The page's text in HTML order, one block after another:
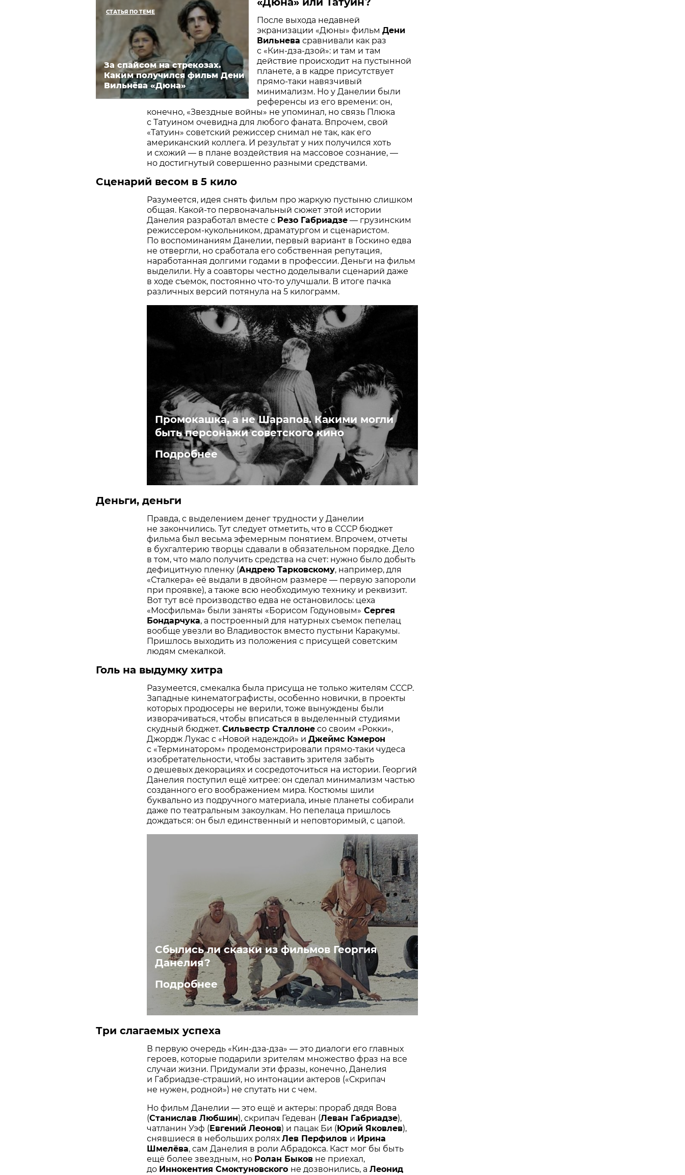
СТАТЬЯ ПО ТЕМЕ
За спайсом на стрекозах.
Каким получился фильм Дени
Вильнёва «Дюна»
После выхода недавней
экранизации «Дюны» фильм Дени
Вильнева сравнивали как раз
с «Кин-дза-дзой»: и там и там
действие происходит на пустынной
планете, а в кадре присутствует
прямо-таки навязчивый
минимализм. Но у Данелии были
референсы из его времени: он,
конечно, «Звездные войны» не упоминал, но связь Плюка
с Татуином очевидна для любого фаната. Впрочем, свой
«Татуин» советский режиссер снимал не так, как его
американский коллега. И результат у них получился хоть
и схожий — в плане воздействия на массовое сознание, —
но достигнутый совершенно разными средствами.
Сценарий весом в 5 кило
Разумеется, идея снять фильм про жаркую пустыню слишком
общая. Какой-то первоначальный сюжет этой истории
Данелия разработал вместе с Резо Габриадзе — грузинским
режиссером-кукольником, драматургом и сценаристом.
По воспоминаниям Данелии, первый вариант в Госкино едва
не отвергли, но сработала его собственная репутация,
наработанная долгими годами в профессии. Деньги на фильм
выделили. Ну а соавторы честно доделывали сценарий даже
в ходе съемок, постоянно что-то улучшали. В итоге пачка
различных версий потянула на 5 килограмм.
Промокашка, а не Шарапов. Какими могли
быть персонажи советского кино
Подробнее
Деньги, деньги
Правда, с выделением денег трудности у Данелии
не закончились. Тут следует отметить, что в СССР бюджет
фильма был весьма эфемерным понятием. Впрочем, отчеты
в бухгалтерию творцы сдавали в обязательном порядке. Дело
в том, что мало получить средства на счет: нужно было добыть
дефицитную пленку (Андрею Тарковскому, например, для
«Сталкера» её выдали в двойном размере — первую запороли
при проявке), а также всю необходимую технику и реквизит.
Вот тут всё производство едва не остановилось: цеха
«Мосфильма» были заняты «Борисом Годуновым» Сергея
Бондарчука, а построенный для натурных съемок пепелац
вообще увезли во Владивосток вместо пустыни Каракумы.
Пришлось выходить из положения с присущей советским
людям смекалкой.
Голь на выдумку хитра
Разумеется, смекалка была присуща не только жителям СССР.
Западные кинематографисты, особенно новички, в проекты
которых продюсеры не верили, тоже вынуждены были
изворачиваться, чтобы вписаться в выделенный студиями
скудный бюджет. Сильвестр Сталлоне со своим «Рокки»,
Джордж Лукас с «Новой надеждой» и Джеймс Кэмерон
с «Терминатором» продемонстрировали прямо-таки чудеса
изобретательности, чтобы заставить зрителя забыть
о дешевых декорациях и сосредоточиться на истории. Георгий
Данелия поступил ещё хитрее: он сделал минимализм частью
созданного его воображением мира. Костюмы шили
буквально из подручного материала, иные планеты собирали
даже по театральным закоулкам. Но пепелаца пришлось
дождаться: он был единственный и неповторимый, с цапой.
Сбылись ли сказки из фильмов Георгия
Данелия?
Подробнее
Три слагаемых успеха
В первую очередь «Кин-дза-дза» — это диалоги его главных
героев, которые подарили зрителям множество фраз на все
случаи жизни. Придумали эти фразы, конечно, Данелия
и Габриадзе-страший, но интонации актеров («Скрипач
не нужен, родной») не спутать ни с чем.
Но фильм Данелии — это ещё и актеры: прораб дядя Вова
(Станислав Любшин), скрипач Гедеван (Леван Габриадзе),
чатланин Уэф (Евгений Леонов) и пацак Би (Юрий Яковлев),
снявшиеся в небольших ролях Лев Перфилов и Ирина
Шмелёва, сам Данелия в роли Абрадокса. Каст мог бы быть
ещё более звездным, но Ролан Быков не приехал,
до Иннокентия Смоктуновского не дозвонились, а Леонид